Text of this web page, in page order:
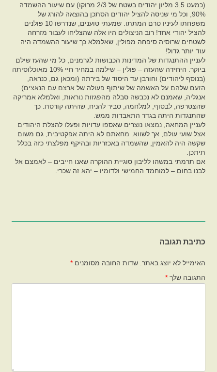
(כמעט 3.5 מליון יהודים בשטח של 2/3 מרוקו) עם שיעור ההשמדה
90%, וכל מי שניסה להציל יהודים הסתכן בהוצאה להורג של
משפחתו לעיניו טרם המתתו. שמעתי טוענים, שנדרשו 10 פולנים
להציל יהודי אחד! רוב הניצולים היו אלה שהצליחו לעבור מזרחה
לשטחים שרוסיה סיפחה מפולין, שאלמלא כך שיעור ההשמדה היה
עוד יותר גדול!
לעניין ההתנגדות של המדינות הכבושות לגרמנים, כל מי שהעז שילם
ביוקר. היחידה שהעזה – פולין – שילמה במחיר חיי 10% מאוכלוסיתה
(בנוסף ליהודים) וחורבן עד היסוד של בירתה (ומכאן גם, כנראה,
הזעם שלהם על האשמה של שיתוף פעולה של ארצם עם הנאצים).
אנגליה, שאמנם לא נכבשה סבלה מהפגזות נוראות, ואלמלא אמריקה
שהצטרפה, לבסוף, למלחמה, סביר להניח, שהיתה קורסת. כך
שהתנגדות היתה בגדר התאבדות ממש.
לעניין המחאה, נמצאו נוצרים שאספו עדויות ופעלו להצלת היהודים
אצל שועי עולם, אך לשווא. מחאתם לא היתה אפקטיבית, גם משום
שקשה היה להאמין, שהשמדה באכזריות ובהיקף מפלצתי כזה בכלל
תיתכן.
אם תרמתי במשהו לליבון סוגיית ההוקרה שאנו חייבים – לאמצם אל
לבנו בחום – למוחמד החמישי ולדומיו – יהא זה שכרי.
כתיבת תגובה
האימייל לא יוצג באתר. שדות החובה מסומנים *
התגובה שלך *